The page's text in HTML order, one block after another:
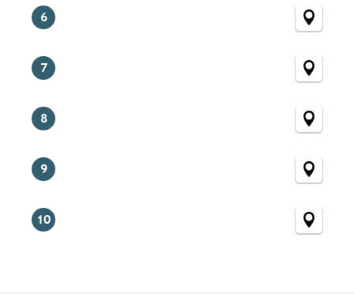
6
7
8
9
10